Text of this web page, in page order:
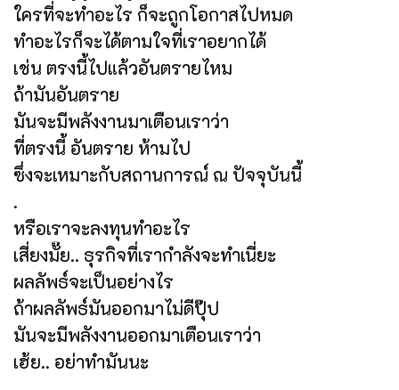
ใครที่จะทำอะไร ก็จะถูกโอกาสไปหมด
ทำอะไรก็จะได้ตามใจที่เราอยากได้
เช่น ตรงนี้ไปแล้วอันตรายไหม
ถ้ามันอันตราย
มันจะมีพลังงานมาเตือนเราว่า
ที่ตรงนี้ อันตราย ห้ามไป
ซึ่งจะเหมาะกับสถานการณ์ ณ ปัจจุบันนี้
.
หรือเราจะลงทุนทำอะไร
เสี่ยงมั๊ย.. ธุรกิจที่เรากำลังจะทำเนี่ยะ
ผลลัพธ์จะเป็นอย่างไร
ถ้าผลลัพธ์มันออกมาไม่ดีปุ๊ป
มันจะมีพลังงานออกมาเตือนเราว่า
เฮ้ย.. อย่าทำมันนะ